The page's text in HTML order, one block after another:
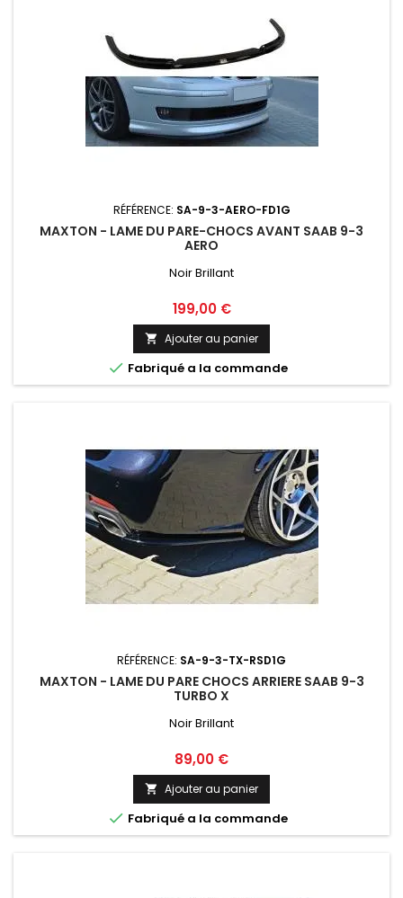
RÉFÉRENCE: SA-9-3-AERO-FD1G
MAXTON - LAME DU PARE-CHOCS AVANT SAAB 9-3
AERO
Noir Brillant
Prix
199,00 €
 Ajouter au panier
 Fabriqué a la commande
RÉFÉRENCE: SA-9-3-TX-RSD1G
MAXTON - LAME DU PARE CHOCS ARRIERE SAAB 9-3
TURBO X
Noir Brillant
Prix
89,00 €
 Ajouter au panier
 Fabriqué a la commande